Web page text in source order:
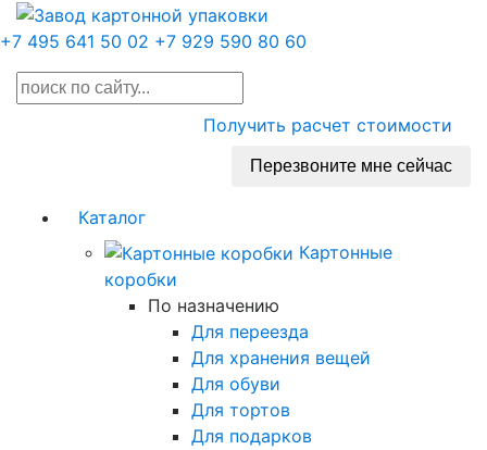
+7 495 641 50 02 +7 929 590 80 60
Получить расчет стоимости
Перезвоните мне сейчас
Каталог
Картонные
коробки
По назначению
Для переезда
Для хранения вещей
Для обуви
Для тортов
Для подарков